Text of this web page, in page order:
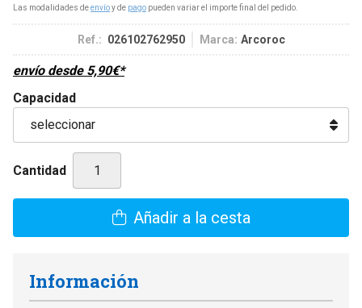
Las modalidades deenvíoy de pago pueden variar el importe final del pedido.
Ref.: 026102762950 Marca: Arcoroc
envío desde 5,90€*
Capacidad
Cantidad
Añadir a la cesta
Información